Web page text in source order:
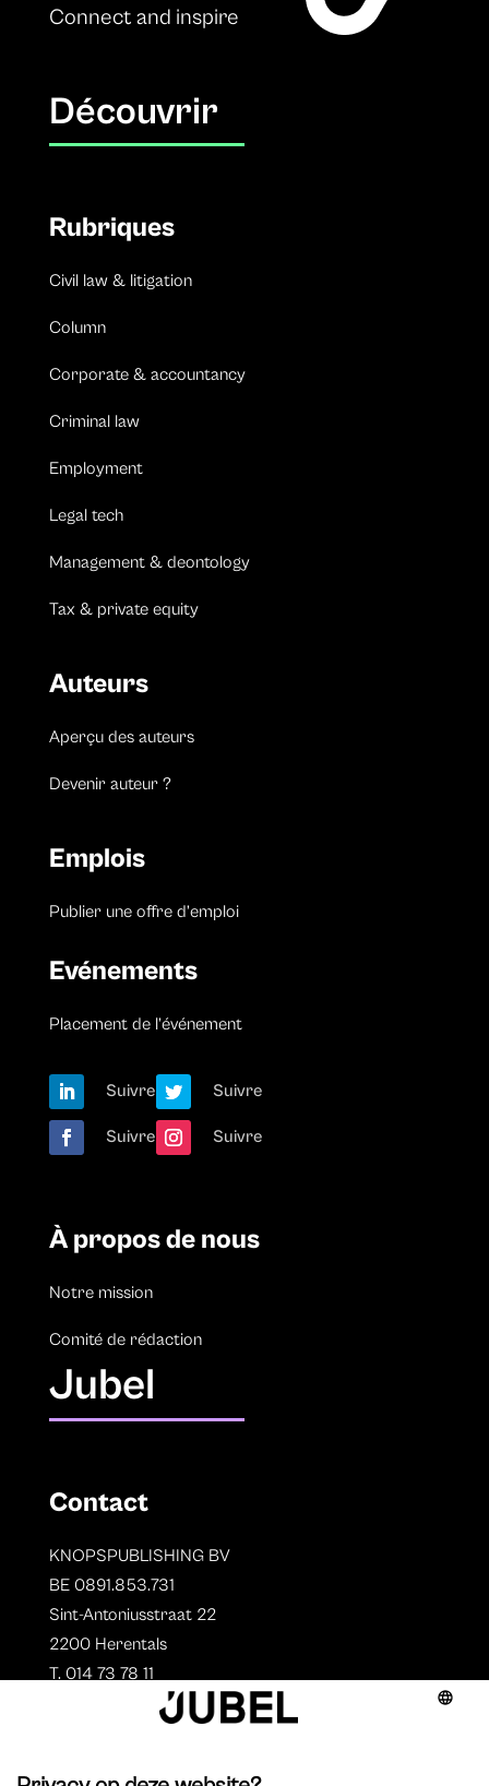
Connect and inspire
Découvrir
Rubriques
Civil law & litigation
Column
Corporate & accountancy
Criminal law
Employment
Legal tech
Management & deontology
Tax & private equity
Auteurs
Aperçu des auteurs
Devenir auteur ?
Emplois
Publier une offre d’emploi
Evénements
Placement de l’événement
Suivre Suivre
Suivre Suivre
À propos de nous
Notre mission
Comité de rédaction
Jubel
Contact
KNOPSPUBLISHING BV
BE 0891.853.731
Sint-Antoniusstraat 22
2200 Herentals
T. 014 73 78 11